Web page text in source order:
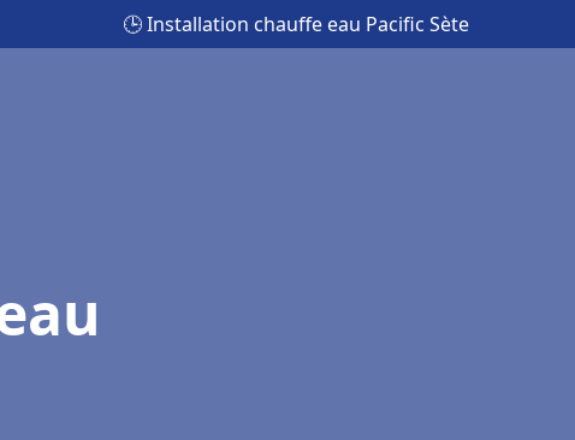
🕒 Installation chauffe eau Pacific Sète